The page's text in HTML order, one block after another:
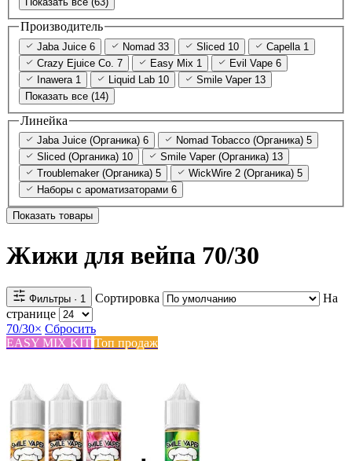
Производитель
Jaba Juice 6 Nomad 33 Sliced 10 Capella 1
Crazy Ejuice Co. 7 Easy Mix 1 Evil Vape 6
Inawera 1 Liquid Lab 10 Smile Vaper 13
Показать все (14)
Линейка
Jaba Juice (Органика) 6 Nomad Tobacco (Органика) 5
Sliced (Органика) 10 Smile Vaper (Органика) 13
Troublemaker (Органика) 5 WickWire 2 (Органика) 5
Наборы с ароматизаторами 6
Показать товары
Жижи для вейпа 70/30
Фильтры · 1 Сортировка
На
странице
70/30× Сбросить
EASY MIX KIT Топ продаж